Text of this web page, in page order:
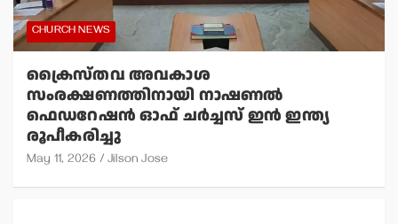
CHURCH NEWS
ക്രൈസ്തവ അവകാശ
സംരക്ഷണത്തിനായി നാഷണല്‍
ഫെഡറേഷന്‍ ഓഫ് ചര്‍ച്ചസ് ഇന്‍ ഇന്ത്യ
രൂപീകരിച്ചു
May 11, 2026 Jilson Jose